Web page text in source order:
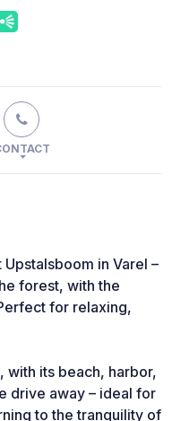
in Varel –
forest, with the
for relaxing,
with its beach, harbor,
drive away – ideal for
to the tranquility of